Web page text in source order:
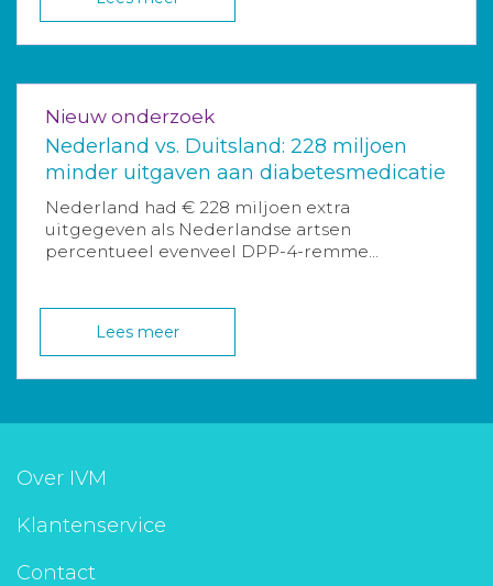
Nieuw onderzoek
Nederland vs. Duitsland: 228 miljoen
minder uitgaven aan diabetesmedicatie
Nederland had € 228 miljoen extra
uitgegeven als Nederlandse artsen
percentueel evenveel DPP-4-remme...
Lees meer
Over IVM
Klantenservice
Contact